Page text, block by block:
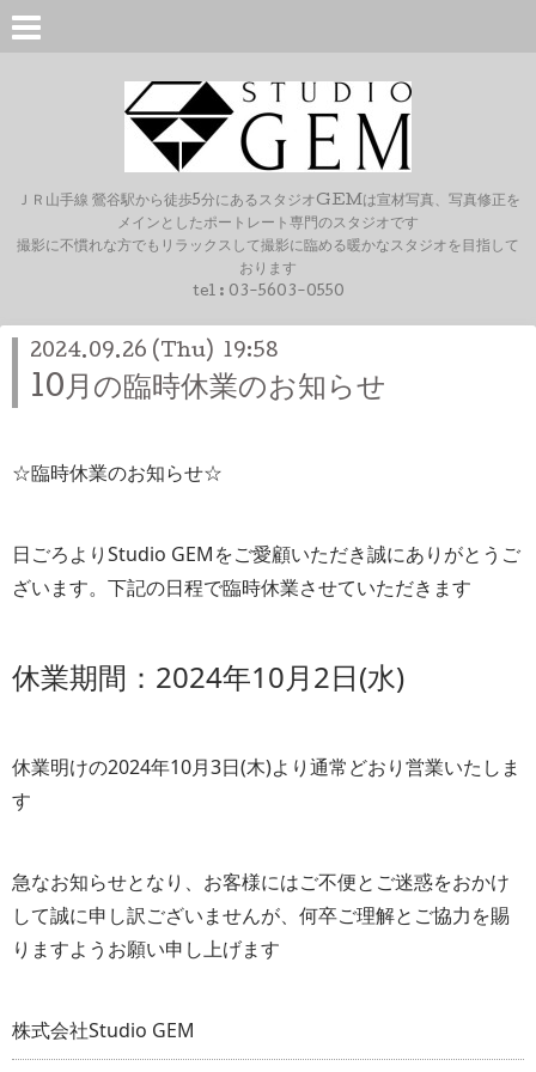
ＪＲ山手線 鶯谷駅から徒歩5分にあるスタジオGEMは宣材写真、写真修正を
メインとしたポートレート専門のスタジオです
撮影に不慣れな方でもリラックスして撮影に臨める暖かなスタジオを目指して
おります
tel : 03-5603-0550
2024.09.26 (Thu) 19:58
10月の臨時休業のお知らせ
☆臨時休業のお知らせ☆
日ごろよりStudio GEMをご愛顧いただき誠にありがとうご
ざいます。下記の日程で臨時休業させていただきます
休業期間：2024年10月2日(水)
休業明けの2024年10月3日(木)より通常どおり営業いたしま
す
急なお知らせとなり、お客様にはご不便とご迷惑をおかけ
して誠に申し訳ございませんが、何卒ご理解とご協力を賜
りますようお願い申し上げます
株式会社Studio GEM